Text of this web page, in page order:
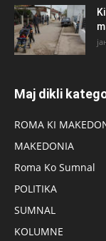
Maj dikli
ROMA KI
MAKEDONIA
Roma Ko Sumnal
POLITIKA
SUMNAL
KOLUMNE